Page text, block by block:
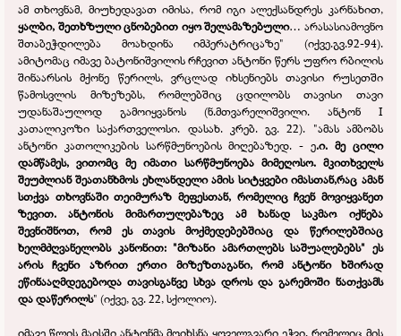
ამ თხოვნამ, მიუხედავათ იმისა, რომ იგი ალექსანდრეს კარნახით,
ყალბი, შეთხზული ცნობებით იყო შელამაზებული… არასასიამოვნო
შთაბეჭდილება მოახდინა იმპერატრიცაზე" (იქვე.გვ.92-94).
ამიტომაც იმავე ბატონიშვილის რჩევით ანტონი წერს უფრო რბილის
შინაარსის მქონე წერილს, ვრცლად იხსენიებს თავისი რუსეთში
წამოსვლის მიზეზებს, რომლებშიც ცდილობს თავისი თავი
უდანაშაულოდ გამოიყვანოს (ნ.მთვარელიშვილი. ანტონ I
კათალიკოზი საქართველოსი. დასახ. კრებ. გვ. 22). "ამას ამბობს
ანტონი კათოლიკების სარწმუნოების მიღებაზედ. - ე.ი. მე ცილი
დამწამეს, ვითომც მე იმათი სარწმუნოება მიმეღოსო. მკითხველს
შეუძლიან შეათანხმოს ეხლანდელი ამის სიტყვები იმასთან,რაც ამან
სთქვა თხოვნაში თეიმურაზ მეფესთან, რომელიც ჩვენ მოვიყვანეთ
ზევით. ანტონის მიმართულებაზეც ამ ხანად საკმაო იქნება
შევნიშნოთ, რომ ეს თავის მოქმედებებშიაც და წერილებშიაც
ხელმძღვანელობს კანონით: "მიზანი ამართლებს საშუალებებს" ეს
არის ჩვენი აზრით ერთი მიზეზთაგანი, რომ ანტონი ხშირად
ეწინააღმდეგებოდა თავისგანვე სხვა დროს და გარემოში ნათქვამს
და დაწერილს" (იქვე, გვ. 22, სქოლიო).
იმავე წლის მაისში ანტონმა მოიხსნა ყოველგვარი ეჭვი, რომელიც მის